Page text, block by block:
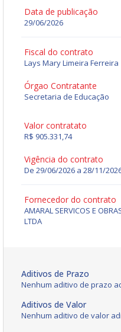
Data de publicação
29/06/2026
Fiscal do contrato
Lays Mary Limeira Ferreira
Órgao Contratante
Secretaria de Educação
Valor contratato
R$ 905.331,74
Vigência do contrato
De 29/06/2026 a 28/11/
Fornecedor do contrato
AMARAL SERVICOS E
LTDA
Aditivos de Prazo
Nenhum aditivo de prazo
Aditivos de Valor
Nenhum aditivo de valor